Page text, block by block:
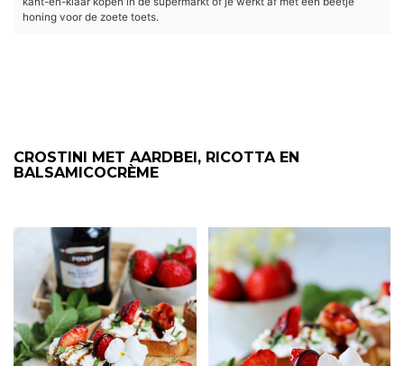
honing voor de zoete toets.
CROSTINI MET AARDBEI, RICOTTA EN
BALSAMICOCRÈME